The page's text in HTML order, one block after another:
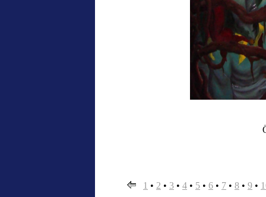
1 • 2 • 3 • 4 • 5 • 6 • 7 • 8 • 9 •